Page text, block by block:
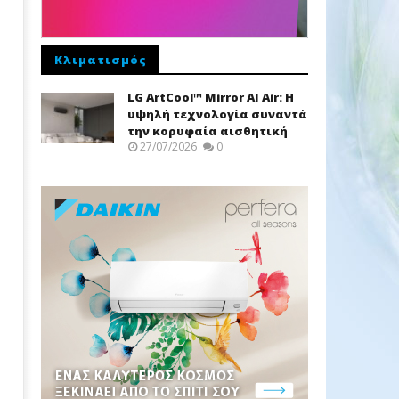
Κλιματισμός
LG ArtCool™ Mirror AI Air: Η
υψηλή τεχνολογία συναντά
την κορυφαία αισθητική
27/07/2026 0